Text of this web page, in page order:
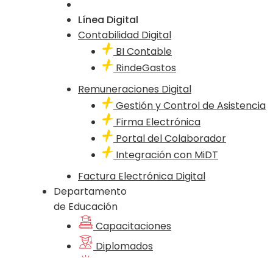
Línea Digital
Contabilidad Digital
BI Contable
RindeGastos
Remuneraciones Digital
Gestión y Control de Asistencia
Firma Electrónica
Portal del Colaborador
Integración con MiDT
Factura Electrónica Digital
Departamento
de Educación
Capacitaciones
Diplomados